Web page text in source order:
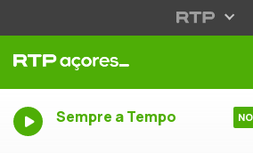
Sempre a Tempo